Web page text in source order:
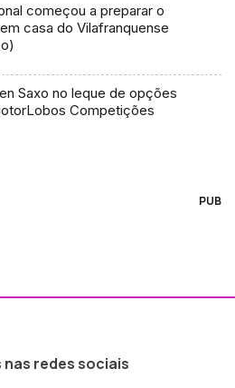
começou a preparar o
casa do Vilafranquense
Saxo no leque de opções
Competições
PUB
redes sociais